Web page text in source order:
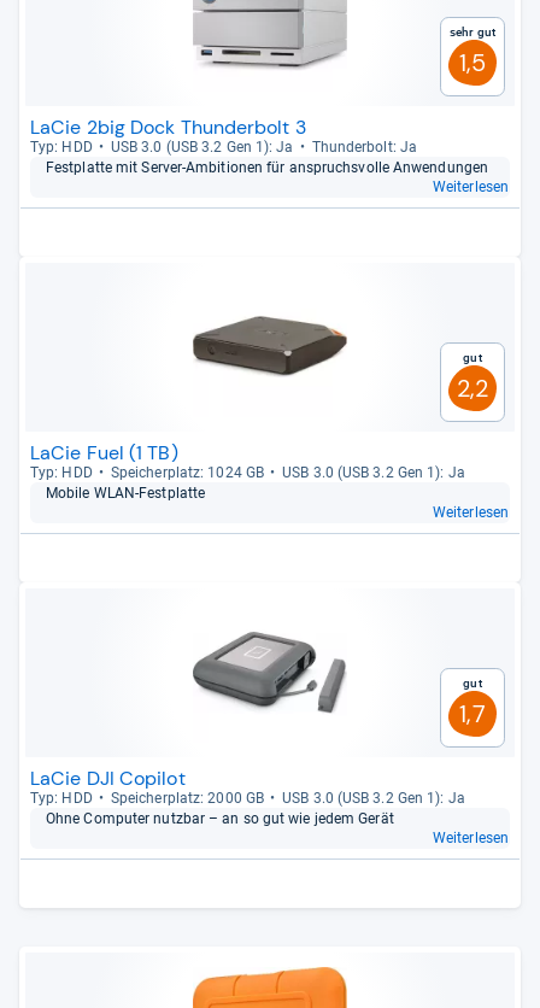
Sehr gut
1,5
LaCie 2big Dock Thunderbolt 3
Typ: HDD USB 3.0 (USB 3.2 Gen 1): Ja
Thun­der­bolt: Ja
Fest­platte mit Ser­ver-​Ambi­tio­nen für anspruchs­volle Anwen­dun­gen
Weiterlesen
Gut
2,2
LaCie Fuel (1 TB)
Typ: HDD Spei­cher­platz: 1024 GB
USB 3.0 (USB 3.2 Gen 1): Ja
Mobile WLAN-​Fest­platte
Weiterlesen
Gut
1,7
LaCie DJI Copilot
Typ: HDD Spei­cher­platz: 2000 GB
USB 3.0 (USB 3.2 Gen 1): Ja
Ohne Com­pu­ter nutz­bar – an so gut wie jedem Gerät
Weiterlesen